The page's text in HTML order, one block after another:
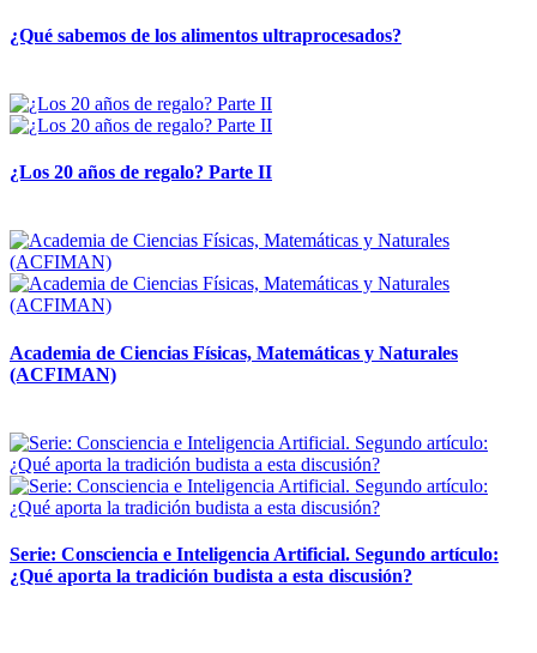
¿Qué sabemos de los alimentos ultraprocesados?
¿Los 20 años de regalo? Parte II
Academia de Ciencias Físicas, Matemáticas y Naturales
(ACFIMAN)
Serie: Consciencia e Inteligencia Artificial. Segundo artículo:
¿Qué aporta la tradición budista a esta discusión?